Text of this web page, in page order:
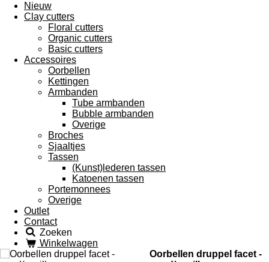
Nieuw
Clay cutters
Floral cutters
Organic cutters
Basic cutters
Accessoires
Oorbellen
Kettingen
Armbanden
Tube armbanden
Bubble armbanden
Overige
Broches
Sjaaltjes
Tassen
(Kunst)lederen tassen
Katoenen tassen
Portemonnees
Overige
Outlet
Contact
Zoeken
Winkelwagen
Oorbellen druppel facet -